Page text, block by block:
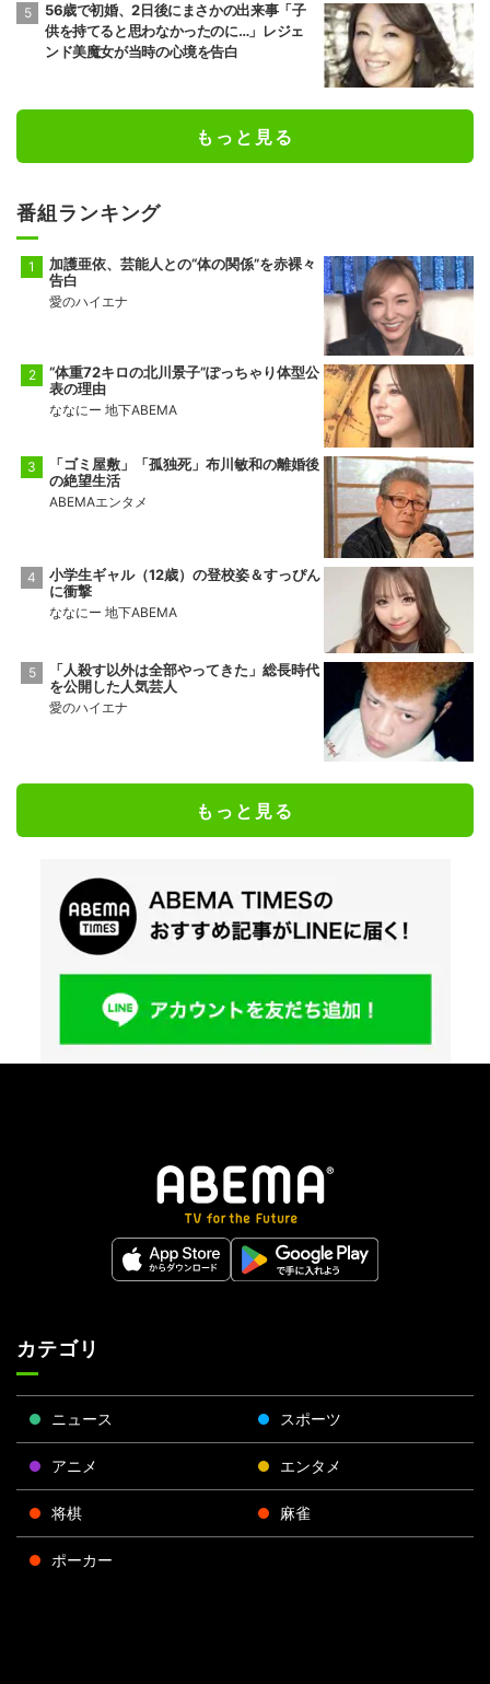
56歳で初婚、2日後にまさかの出来事「子
供を持てると思わなかったのに…」レジェ
ンド美魔女が当時の心境を告白
もっと見る
番組ランキング
加護亜依、芸能人との“体の関係”を赤裸々
告白
愛のハイエナ
“体重72キロの北川景子”ぽっちゃり体型公
表の理由
ななにー 地下ABEMA
「ゴミ屋敷」「孤独死」布川敏和の離婚後
の絶望生活
ABEMAエンタメ
小学生ギャル（12歳）の登校姿＆すっぴん
に衝撃
ななにー 地下ABEMA
「人殺す以外は全部やってきた」総長時代
を公開した人気芸人
愛のハイエナ
もっと見る
カテゴリ
ニュース スポーツ
アニメ エンタメ
将棋 麻雀
ポーカー